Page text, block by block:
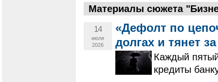
Материалы сюжета
14
июля
2026
«Дефолт по
долгах и тянет
Каждый
кредиты